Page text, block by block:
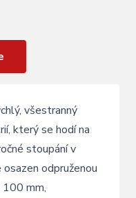
všestranný
který se hodí na
stoupání v
odpruženou
mm,